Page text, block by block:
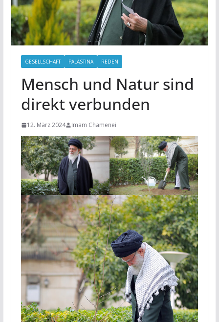
GESELLSCHAFT PALÄSTINA REDEN
Mensch und Natur sind
direkt verbunden
12. März 2024 Imam Chamenei